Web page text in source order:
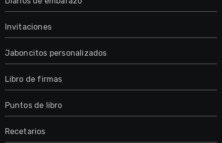
Invitaciones
Jaboncitos personalizados
Libro de firmas
Puntos de libro
Recetarios